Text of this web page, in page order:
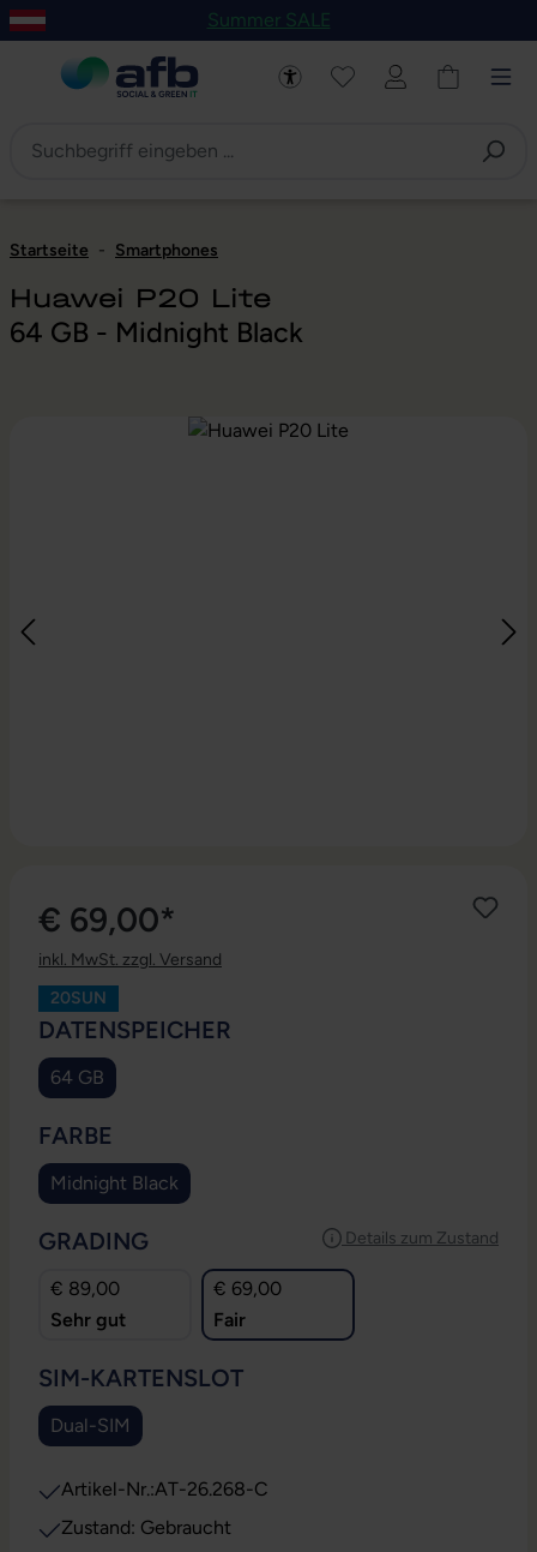
Hauptinhalt springen
Zur Navigation der B2B-Plattform springen
Summer SALE
Startseite - Smartphones
Huawei P20 Lite
64 GB - Midnight Black
Bildergalerie überspringen
€ 69,00*
inkl. MwSt. zzgl. Versand
20SUN
DATENSPEICHER
64 GB
FARBE
Midnight Black
Details zum Zustand
GRADING
€ 89,00
Sehr gut
€ 69,00
Fair
SIM-KARTENSLOTAUSWÄHLEN
Dual-SIM
Artikel-Nr.:AT-26.268-C
Zustand: Gebraucht